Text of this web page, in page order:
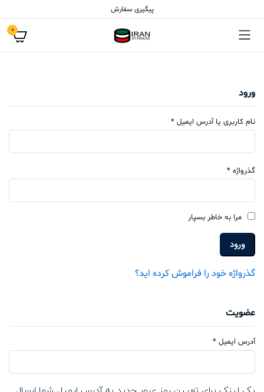
پیگیری سفارش
0
ورود
نام کاربری یا آدرس ایمیل *
گذرواژه *
مرا به خاطر بسپار
ورود
گذرواژه خود را فراموش کرده اید؟
عضویت
آدرس ایمیل *